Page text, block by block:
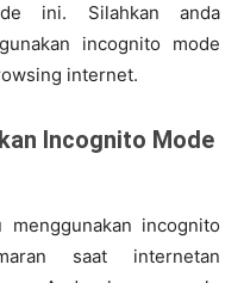
ini. Silahkan anda
incognito mode
internet.
incognito
saat internetan